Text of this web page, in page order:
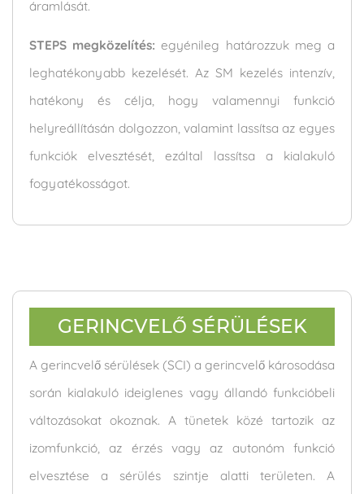
áramlását.
STEPS megközelítés: egyénileg határozzuk meg a
leghatékonyabb kezelését. Az SM kezelés intenzív,
hatékony és célja, hogy valamennyi funkció
helyreállításán dolgozzon, valamint lassítsa az egyes
funkciók elvesztését, ezáltal lassítsa a kialakuló
fogyatékosságot.
GERINCVELŐ SÉRÜLÉSEK
A gerincvelő sérülések (SCI) a gerincvelő károsodása
során kialakuló ideiglenes vagy állandó funkcióbeli
változásokat okoznak. A tünetek közé tartozik az
izomfunkció, az érzés vagy az autonóm funkció
elvesztése a sérülés szintje alatti területen. A